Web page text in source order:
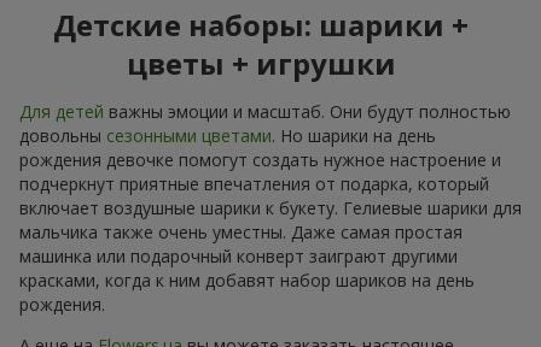
Детские наборы: шарики +
цветы + игрушки
Для детей важны эмоции и масштаб. Они будут полностью
довольны сезонными цветами. Но шарики на день
рождения девочке помогут создать нужное настроение и
подчеркнут приятные впечатления от подарка, который
включает воздушные шарики к букету. Гелиевые шарики для
мальчика также очень уместны. Даже самая простая
машинка или подарочный конверт заиграют другими
красками, когда к ним добавят набор шариков на день
рождения.